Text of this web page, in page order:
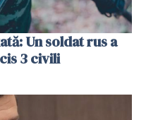
Un soldat rus a
3 civili